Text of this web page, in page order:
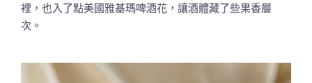
裡，也入了點美國雅基瑪啤酒花，讓酒體藏了些果香層
次。